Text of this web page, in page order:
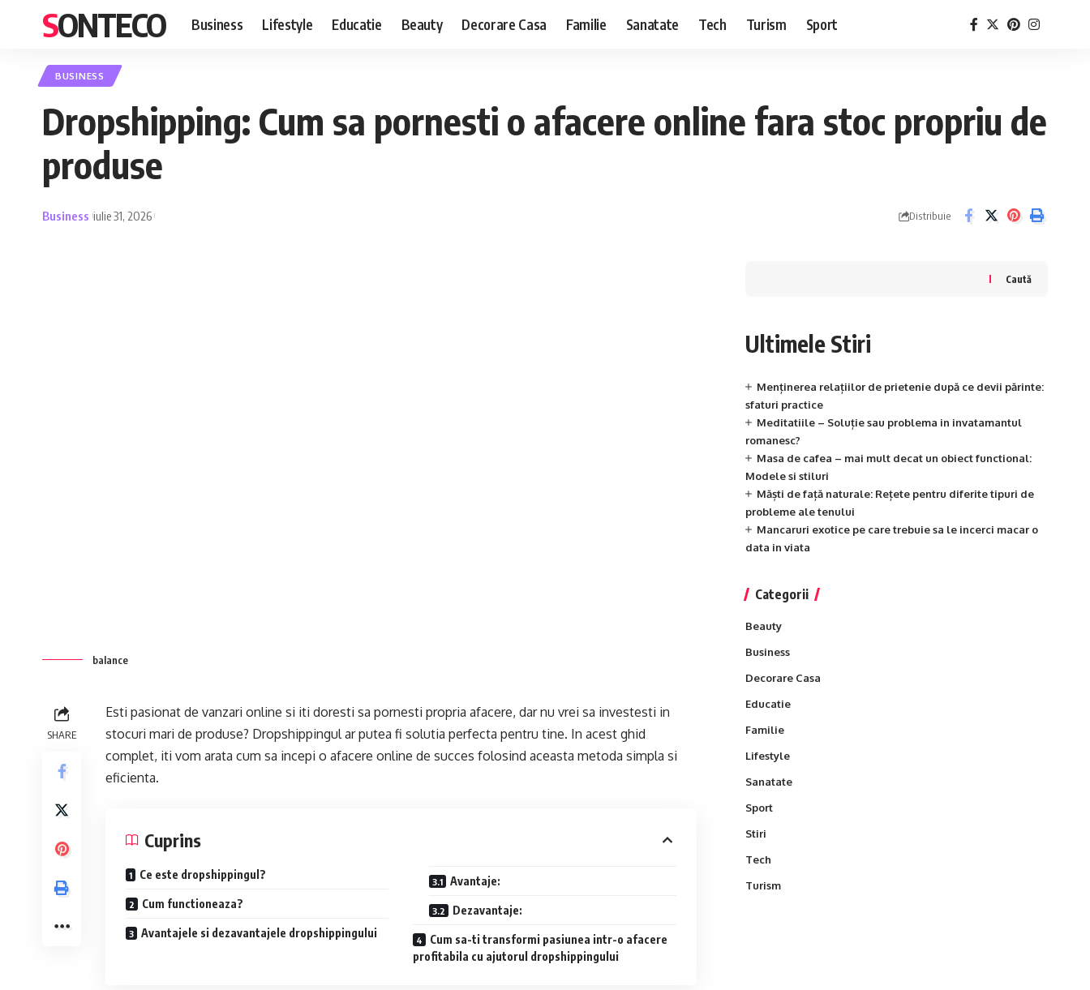
SONTECO Business Lifestyle Educatie Beauty Decorare Casa Familie Sanatate Tech Turism Sport
BUSINESS
Dropshipping: Cum sa pornesti o afacere online fara stoc propriu de
produse
Business iulie 31, 2026 Distribuie
balance
SHARE
Esti pasionat de vanzari online si iti doresti sa pornesti propria afacere, dar nu vrei sa investesti in
stocuri mari de produse? Dropshippingul ar putea fi solutia perfecta pentru tine. In acest ghid
complet, iti vom arata cum sa incepi o afacere online de succes folosind aceasta metoda simpla si
eficienta.
Cuprins
Ce este dropshippingul?
Cum functioneaza?
Avantajele si dezavantajele dropshippingului
Avantaje:
Dezavantaje:
Cum sa-ti transformi pasiunea intr-o afacere
profitabila cu ajutorul dropshippingului
Caută
Ultimele Stiri
Menținerea relațiilor de prietenie după ce devii părinte:
sfaturi practice
Meditatiile – Soluție sau problema in invatamantul
romanesc?
Masa de cafea – mai mult decat un obiect functional:
Modele si stiluri
Măști de față naturale: Rețete pentru diferite tipuri de
probleme ale tenului
Mancaruri exotice pe care trebuie sa le incerci macar o
data in viata
Categorii
Beauty
Business
Decorare Casa
Educatie
Familie
Lifestyle
Sanatate
Sport
Stiri
Tech
Turism